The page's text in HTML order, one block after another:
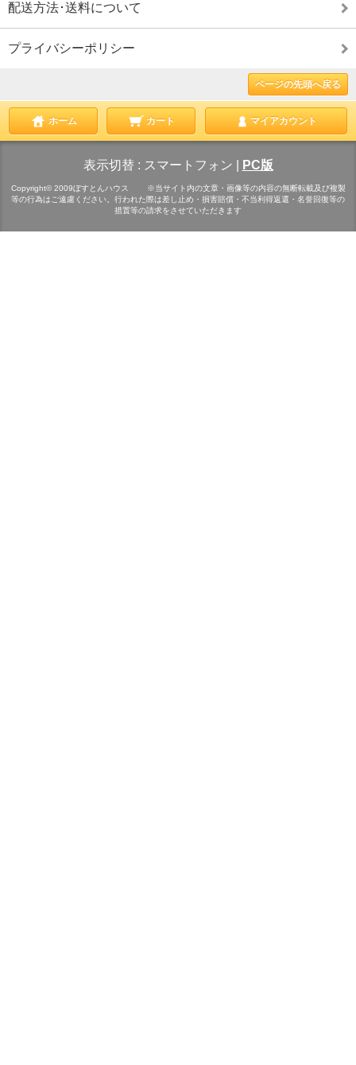
配送方法･送料について
プライバシーポリシー
ページの先頭へ戻る
ホーム カート マイアカウント
表示切替 : スマートフォン PC版
Copyright© 2009ぼすとんハウス ※当サイト内の文章・画像等の内容の無断転載及び複製
等の行為はご遠慮ください。行われた際は差し止め・損害賠償・不当利得返還・名誉回復等の
措置等の請求をさせていただきます